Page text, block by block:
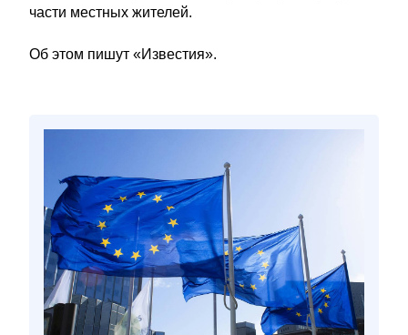
части местных жителей.
Об этом пишут «Известия».